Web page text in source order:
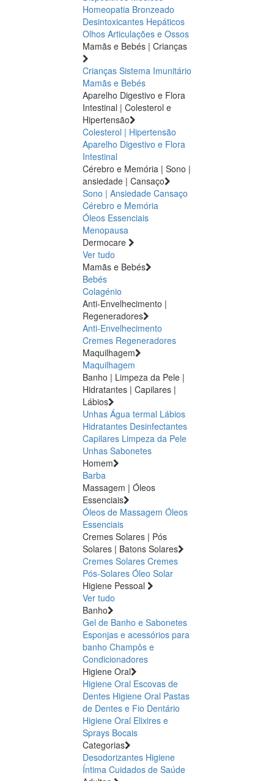
Homeopatia Bronzeado
Desintoxicantes Hepáticos
Olhos Articulações e Ossos
Mamãs e Bebés | Crianças
Crianças Sistema Imunitário
Mamãs e Bebés
Aparelho Digestivo e Flora
Intestinal | Colesterol e
Hipertensão
Colesterol | Hipertensão
Aparelho Digestivo e Flora
Intestinal
Cérebro e Memória | Sono |
ansiedade | Cansaço
Sono | Ansiedade Cansaço
Cérebro e Memória
Óleos Essenciais
Menopausa
Dermocare
Ver tudo
Mamãs e Bebés
Bebés
Colagénio
Anti-Envelhecimento |
Regeneradores
Anti-Envelhecimento
Cremes Regeneradores
Maquilhagem
Maquilhagem
Banho | Limpeza da Pele |
Hidratantes | Capilares |
Lábios
Unhas Água termal Lábios
Hidratantes Desinfectantes
Capilares Limpeza da Pele
Unhas Sabonetes
Homem
Barba
Massagem | Óleos
Essenciais
Óleos de Massagem Óleos
Essenciais
Cremes Solares | Pós
Solares | Batons Solares
Cremes Solares Cremes
Pós-Solares Óleo Solar
Higiene Pessoal
Ver tudo
Banho
Gel de Banho e Sabonetes
Esponjas e acessórios para
banho Champôs e
Condicionadores
Higiene Oral
Higiene Oral Escovas de
Dentes Higiene Oral Pastas
de Dentes e Fio Dentário
Higiene Oral Elixires e
Sprays Bocais
Categorias
Desodorizantes Higiene
Íntima Cuidados de Saúde